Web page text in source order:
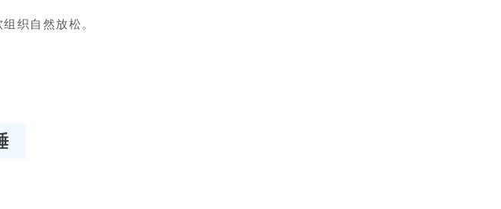
织自然放松。